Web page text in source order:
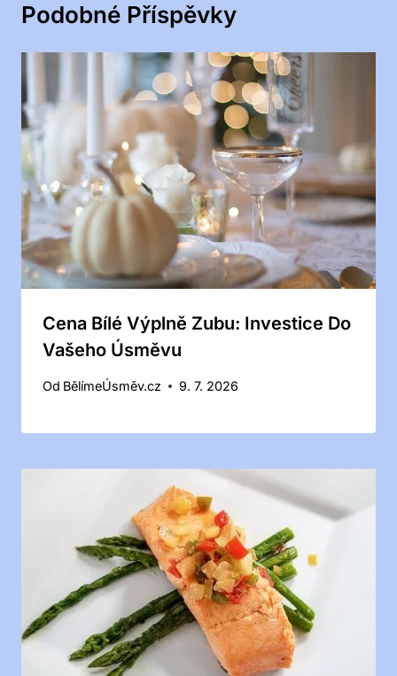
Podobné Příspěvky
Cena Bílé Výplně Zubu: Investice Do
Vašeho Úsměvu
Od BělímeÚsměv.cz 9. 7. 2026